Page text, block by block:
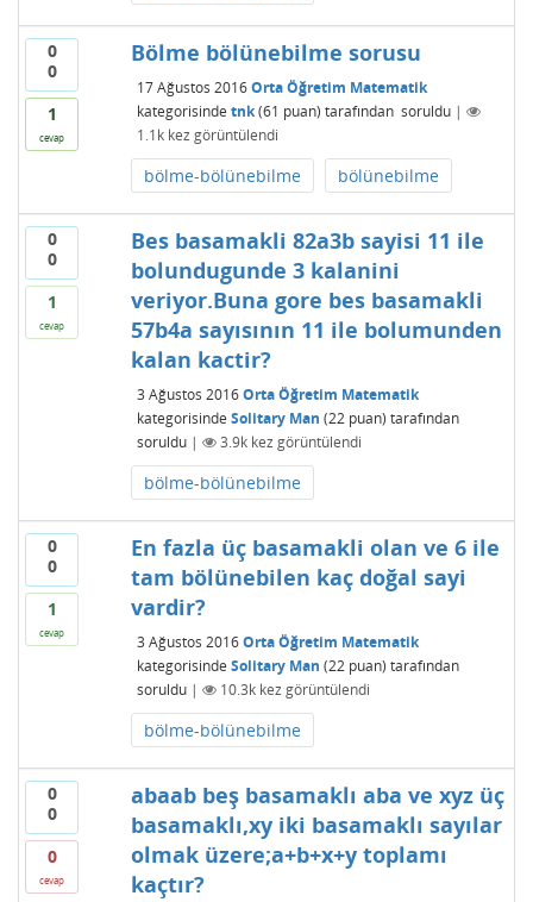
0
0
1
cevap
Bölme bölünebilme sorusu
17 Ağustos 2016 Orta Öğretim Matematik
kategorisinde tnk (61 puan) tarafından soruldu |
1.1kkez görüntülendi
bölme-bölünebilme bölünebilme
0
0
1
cevap
Bes basamakli 82a3b sayisi 11 ile
bolundugunde 3 kalanini
veriyor.Buna gore bes basamakli
57b4a sayısının 11 ile bolumunden
kalan kactir?
3 Ağustos 2016 Orta Öğretim Matematik
kategorisinde Solitary Man (22puan) tarafından
soruldu | 3.9kkez görüntülendi
bölme-bölünebilme
0
0
1
cevap
En fazla üç basamakli olan ve 6 ile
tam bölünebilen kaç doğal sayi
vardir?
3 Ağustos 2016 Orta Öğretim Matematik
kategorisinde Solitary Man (22puan) tarafından
soruldu | 10.3kkez görüntülendi
bölme-bölünebilme
0
0
0
cevap
abaab beş basamaklı aba ve xyz üç
basamaklı,xy iki basamaklı sayılar
olmak üzere;a+b+x+y toplamı
kaçtır?